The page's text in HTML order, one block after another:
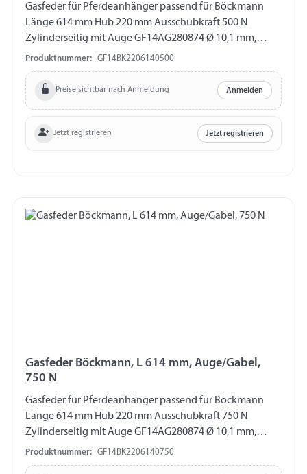
Gasfeder für Pferdeanhänger passend für Böckmann
Länge 614 mm Hub 220 mm Ausschubkraft 500 N
Zylinderseitig mit Auge GF14AG280874 Ø 10,1 mm,
Länge 16 mm, M8 Kolbenstangenseitig mit Gabel
GF14GK212759 Länge 40 mm, M10, ohne ES-Bolzen
Produktnummer: GF14BK2206140500
Preise sichtbar nach Anmeldung Anmelden
Jetzt registrieren Jetzt registrieren
Gasfeder Böckmann, L 614 mm, Auge/Gabel,
750 N
Gasfeder für Pferdeanhänger passend für Böckmann
Länge 614 mm Hub 220 mm Ausschubkraft 750 N
Zylinderseitig mit Auge GF14AG280874 Ø 10,1 mm,
Länge 16 mm, M8 Kolbenstangenseitig mit Gabel
GF14GK212759 Länge 40 mm, M10, ohne ES-Bolzen
Produktnummer: GF14BK2206140750